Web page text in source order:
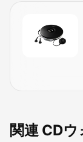
関連 CD